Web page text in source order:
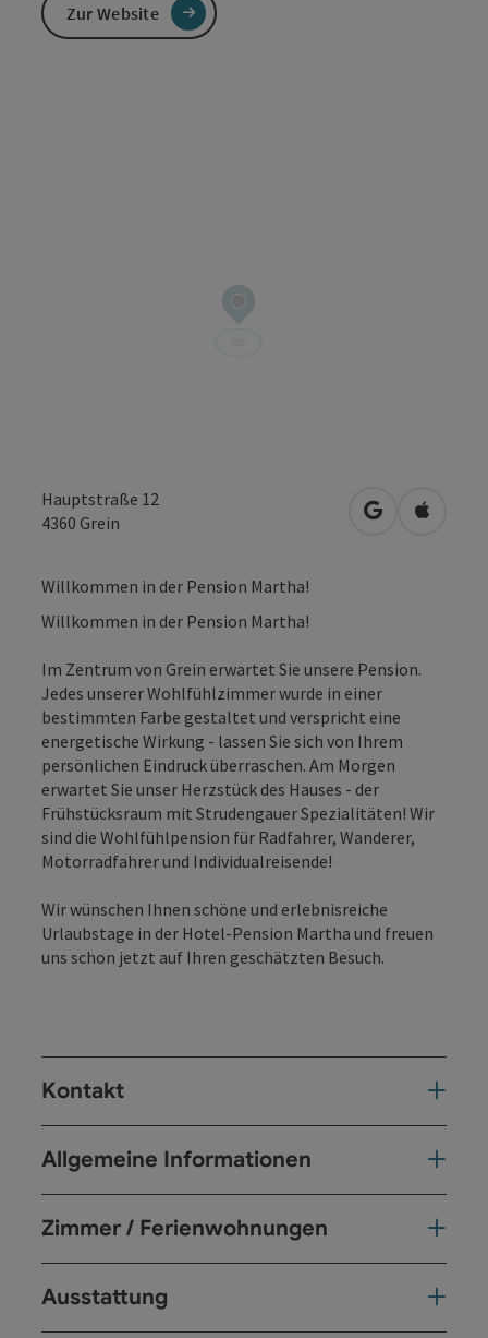
Hauptstraße 12
4360 Grein in Google
in
Willkommen in der Pension Martha!
Willkommen in der Pension Martha!
Im Zentrum von Grein erwartet Sie unsere Pension.
Jedes unserer Wohlfühlzimmer wurde in einer
bestimmten Farbe gestaltet und verspricht eine
energetische Wirkung - lassen Sie sich von Ihrem
persönlichen Eindruck überraschen. Am Morgen
erwartet Sie unser Herzstück des Hauses - der
Frühstücksraum mit Strudengauer Spezialitäten! Wir
sind die Wohlfühlpension für Radfahrer, Wanderer,
Motorradfahrer und Individualreisende!
Wir wünschen Ihnen schöne und erlebnisreiche
Urlaubstage in der Hotel-Pension Martha und freuen
uns schon jetzt auf Ihren geschätzten Besuch.
Kontakt
Allgemeine Informationen
Zimmer / Ferienwohnungen
Ausstattung
Zur Website